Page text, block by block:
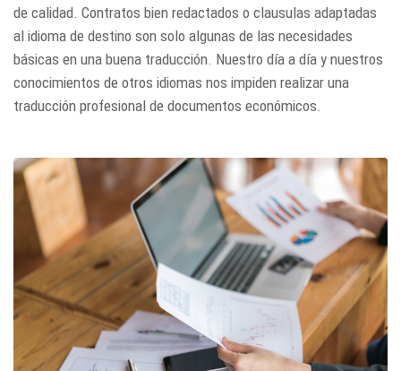
de calidad. Contratos bien redactados o clausulas adaptadas
al idioma de destino son solo algunas de las necesidades
básicas en una buena traducción. Nuestro día a día y nuestros
conocimientos de otros idiomas nos impiden realizar una
traducción profesional de documentos económicos.